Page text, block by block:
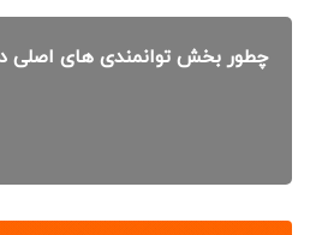
چطور بخش توانمندی های اصلی